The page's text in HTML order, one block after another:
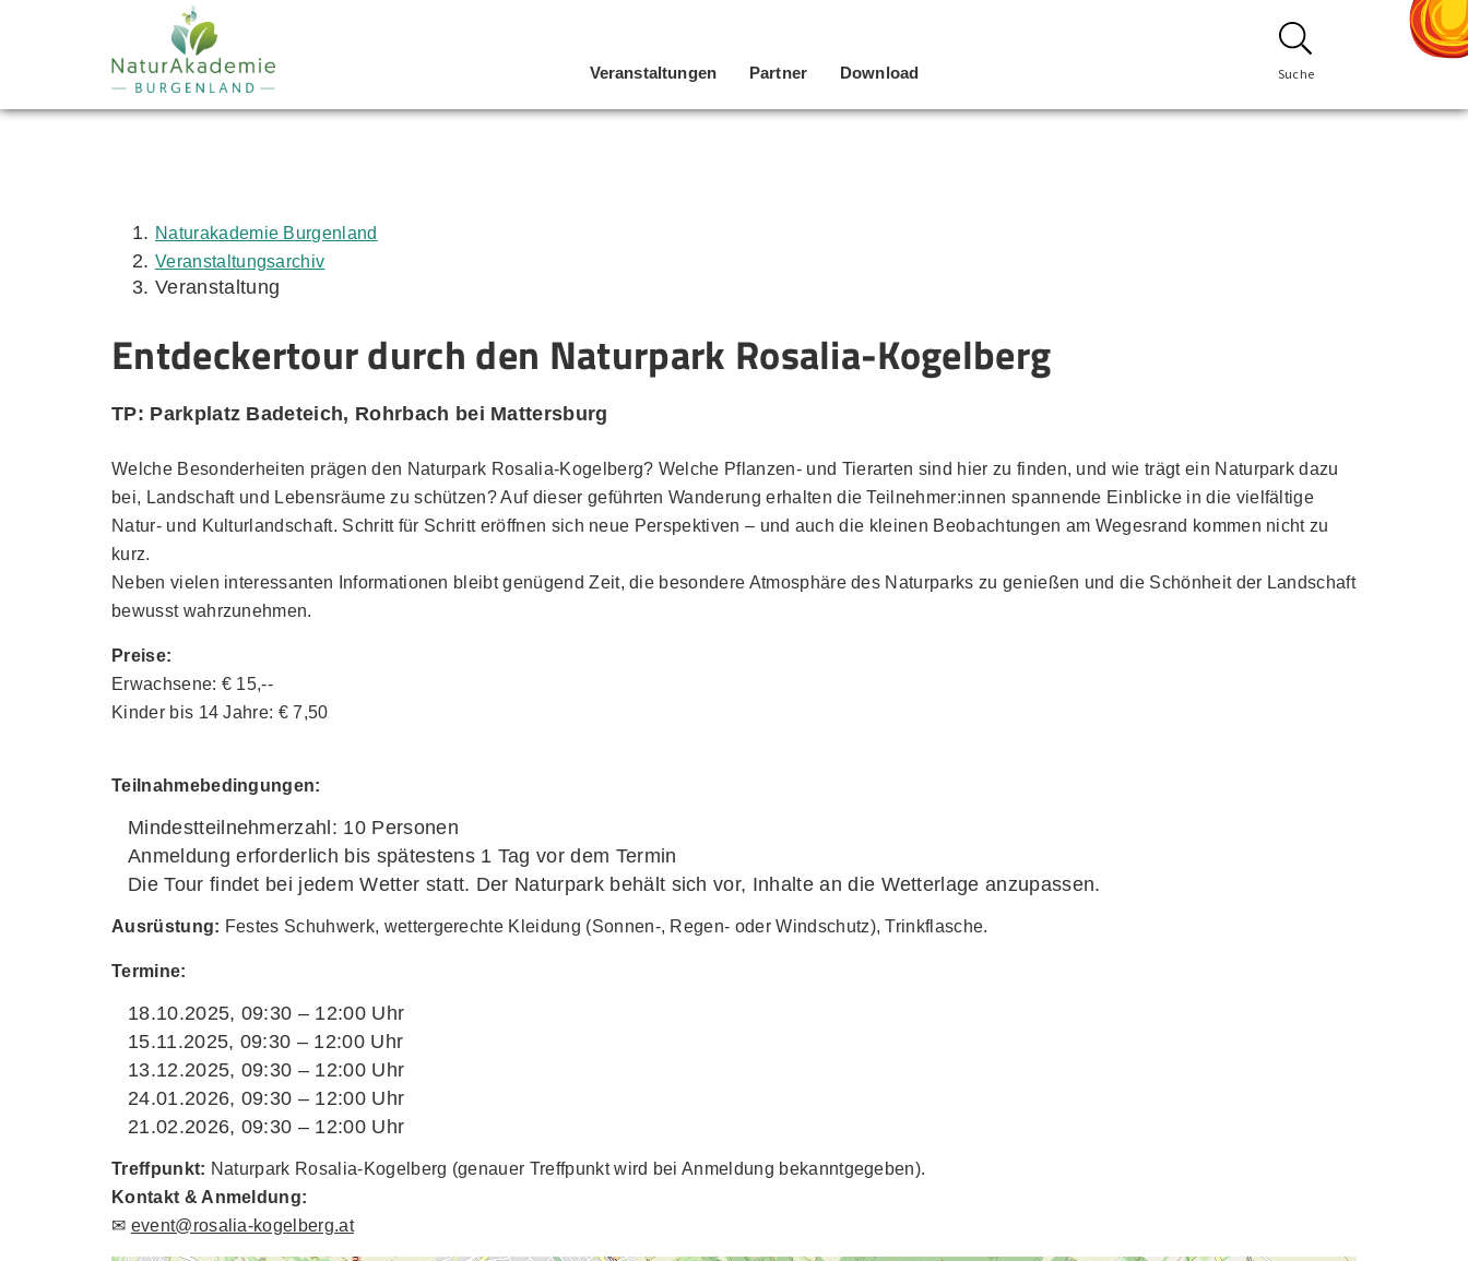
Zum Inhalt
Zum Menü
Zur Suche
Veranstaltungen Partner Download Suche
Naturakademie Burgenland
Veranstaltungsarchiv
Veranstaltung
Entdeckertour durch den Naturpark Rosalia-Kogelberg
TP: Parkplatz Badeteich, Rohrbach bei Mattersburg
Welche Besonderheiten prägen den Naturpark Rosalia-Kogelberg? Welche Pflanzen- und Tierarten sind hier zu finden, und wie trägt ein Naturpark dazu
bei, Landschaft und Lebensräume zu schützen? Auf dieser geführten Wanderung erhalten die Teilnehmer:innen spannende Einblicke in die vielfältige
Natur- und Kulturlandschaft. Schritt für Schritt eröffnen sich neue Perspektiven – und auch die kleinen Beobachtungen am Wegesrand kommen nicht zu
kurz.
Neben vielen interessanten Informationen bleibt genügend Zeit, die besondere Atmosphäre des Naturparks zu genießen und die Schönheit der Landschaft
bewusst wahrzunehmen.
Preise:
Erwachsene: € 15,--
Kinder bis 14 Jahre: € 7,50
Teilnahmebedingungen:
Mindestteilnehmerzahl: 10 Personen
Anmeldung erforderlich bis spätestens 1 Tag vor dem Termin
Die Tour findet bei jedem Wetter statt. Der Naturpark behält sich vor, Inhalte an die Wetterlage anzupassen.
Ausrüstung: Festes Schuhwerk, wettergerechte Kleidung (Sonnen-, Regen- oder Windschutz), Trinkflasche.
Termine:
18.10.2025, 09:30 – 12:00 Uhr
15.11.2025, 09:30 – 12:00 Uhr
13.12.2025, 09:30 – 12:00 Uhr
24.01.2026, 09:30 – 12:00 Uhr
21.02.2026, 09:30 – 12:00 Uhr
Treffpunkt: Naturpark Rosalia-Kogelberg (genauer Treffpunkt wird bei Anmeldung bekanntgegeben).
Kontakt & Anmeldung:
✉ event@rosalia-kogelberg.at